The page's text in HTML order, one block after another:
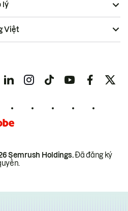
Semrush Holdings.Đã đăng ký
lý
Việt